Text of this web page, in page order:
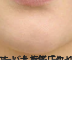
プコンシーラー」の攻略法を